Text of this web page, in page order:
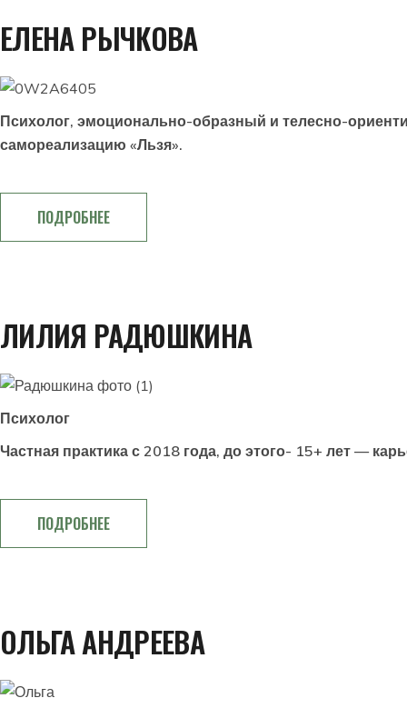
ЕЛЕНА РЫЧКОВА
Психолог, эмоционально-образный и телесно-
самореализацию «Льзя».
ПОДРОБНЕЕ
ЛИЛИЯ РАДЮШКИНА
Психолог
Частная практика с 2018 года, до этого- 15+ лет —
ПОДРОБНЕЕ
ОЛЬГА АНДРЕЕВА